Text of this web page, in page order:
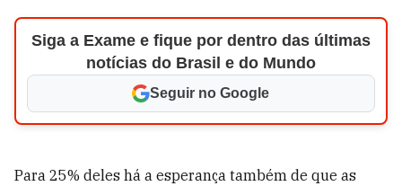
Siga a Exame e fique por dentro das últimas
notícias do Brasil e do Mundo
Seguir no Google
Para 25% deles há a esperança também de que as